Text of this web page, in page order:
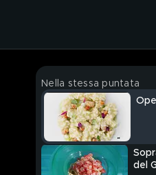
Nella stessa puntata
del